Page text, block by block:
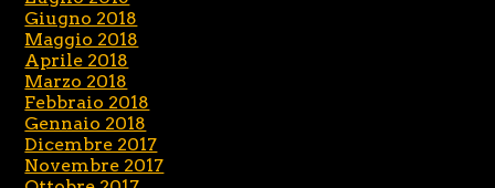
Giugno 2018
Maggio 2018
Aprile 2018
Marzo 2018
Febbraio 2018
Gennaio 2018
Dicembre 2017
Novembre 2017